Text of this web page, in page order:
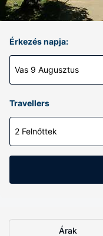
Érkezés napja:
Vas 9 Augusztus
Travellers
2 Felnőttek
Árak